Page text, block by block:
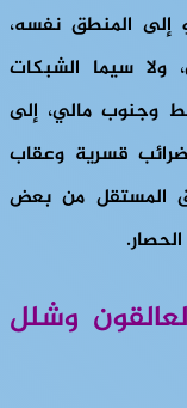
إلى المنطق نفسه،
ولا سيما الشبكات
وجنوب مالي، إلى
قسرية وعقاب
المستقل من بعض
وشلل